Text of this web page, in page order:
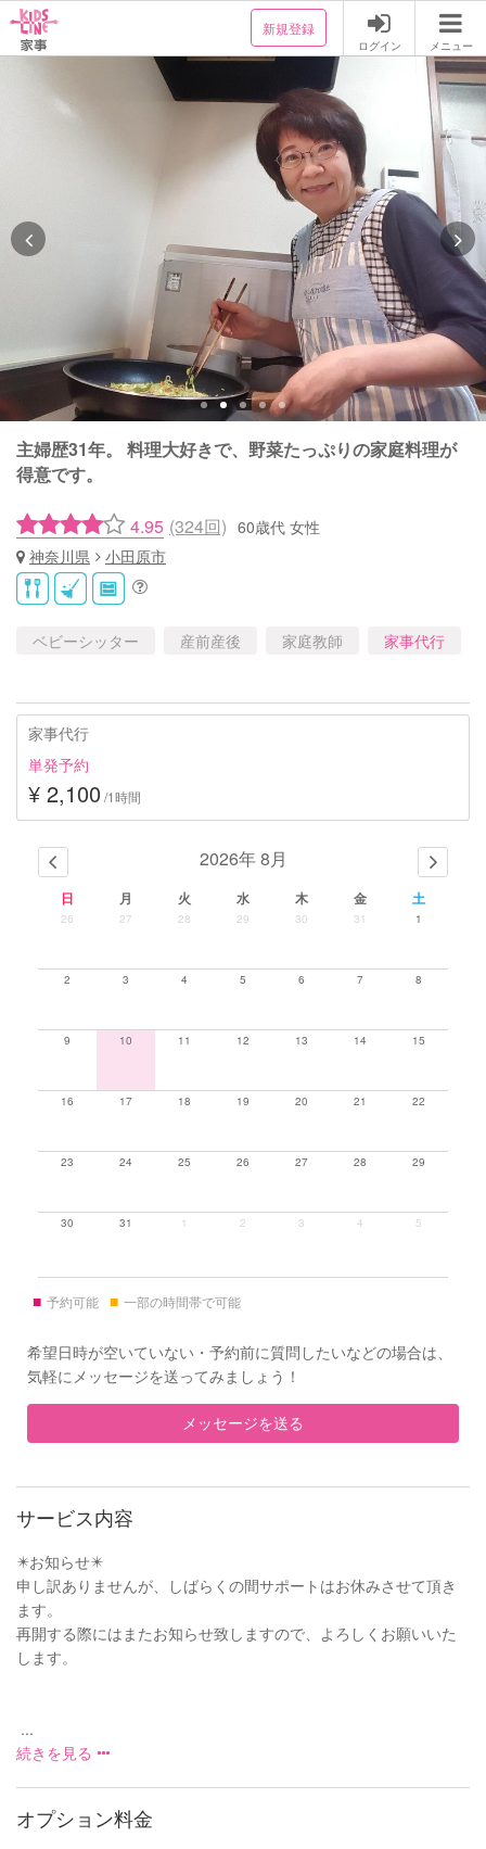
新規登録
ログイン メニュー
主婦歴31年。 料理大好きで、野菜たっぷりの家庭料理が
得意です。
4.95 (324回) 60歳代 女性
神奈川県
小田原市
ベビーシッター 産前産後 家庭教師 家事代行
家事代行
単発予約
¥ 2,100 /1時間
2026年 8月
日 月 火 水 木 金 土
26 27 28 29 30 31 1
2 3 4 5 6 7 8
9 10 11 12 13 14 15
16 17 18 19 20 21 22
23 24 25 26 27 28 29
30 31 1 2 3 4 5
■ 予約可能 ■ 一部の時間帯で可能
希望日時が空いていない・予約前に質問したいなどの場合は、
気軽にメッセージを送ってみましょう！
メッセージを送る
サービス内容
✴️お知らせ✴️
申し訳ありませんが、しばらくの間サポートはお休みさせて頂き
ます。
再開する際にはまたお知らせ致しますので、よろしくお願いいた
します。
...
続きを見る
オプション料金